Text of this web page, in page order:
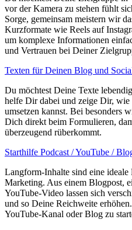
vor der Kamera zu stehen fühlt
Sorge, gemeinsam meistern wir
Kurzformate wie Reels auf
um komplexe Informationen
und Vertrauen bei Deiner
Texten für Deinen Blog und
Du möchtest Deine Texte
helfe Dir dabei und zeige Dir,
umsetzen kannst. Bei besonders
Dich direkt beim Formulieren,
überzeugend rüberkommt.
Starthilfe Podcast / YouTube /
Langform-Inhalte sind eine
Marketing. Aus einem Blogpost,
YouTube-Video lassen sich
und so Deine Reichweite
YouTube-Kanal oder Blog zu